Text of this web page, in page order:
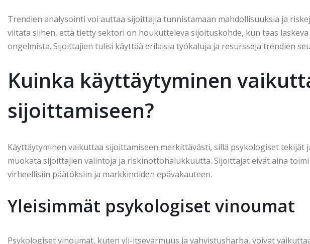
Trendien analysointi voi auttaa sijoittajia tunnistamaan mahdollisuuksia ja
viitata siihen, että tietty sektori on houkutteleva sijoituskohde, kun taas
ongelmista. Sijoittajien tulisi käyttää erilaisia työkaluja ja resursseja trendien
Kuinka käyttäytyminen
sijoittamiseen?
Käyttäytyminen vaikuttaa sijoittamiseen merkittävästi, sillä psykologiset tekijät
muokata sijoittajien valintoja ja riskinottohalukkuutta. Sijoittajat eivät aina
virheellisiin päätöksiin ja markkinoiden epävakauteen.
Yleisimmät psykologiset vinoumat
Psykologiset vinoumat, kuten yli-itsevarmuus ja vahvistusharha, voivat